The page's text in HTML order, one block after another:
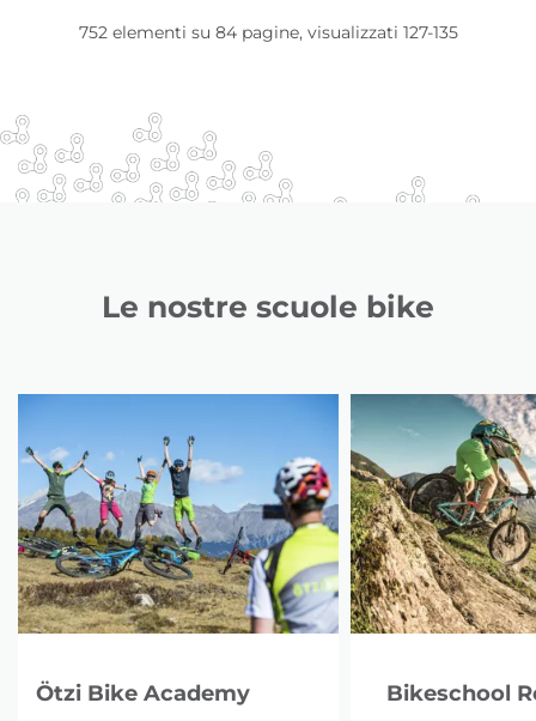
752 elementi su 84 pagine, visualizzati 127-135
Le nostre scuole bike
Ötzi Bike Academy Bikeschool